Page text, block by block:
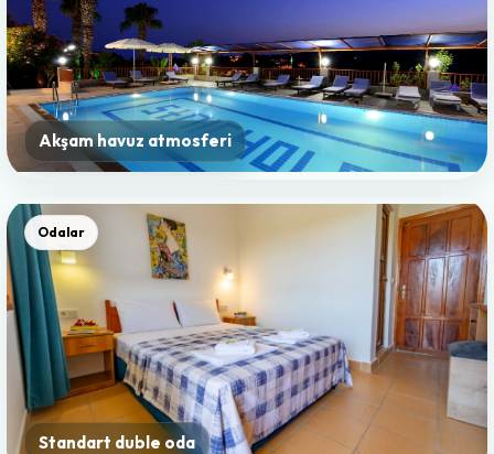
Akşam havuz atmosferi
Odalar
Standart duble oda